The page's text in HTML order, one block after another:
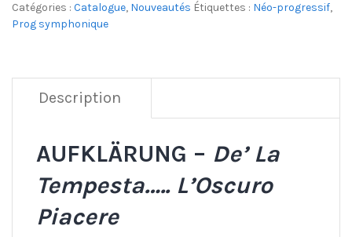
Catégories : Catalogue, Nouveautés Étiquettes : Néo-progressif,
Prog symphonique
Description
AUFKLÄRUNG – De’ La
Tempesta….. L’Oscuro
Piacere